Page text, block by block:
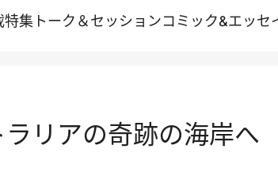
特集 トーク＆セッションコミック&エッセ
リアの奇跡の海岸へ